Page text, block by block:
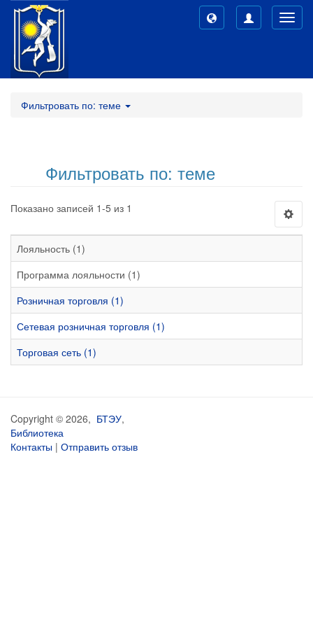
Фильтровать по: теме
Фильтровать по: теме
Показано записей 1-5 из 1
Лояльность (1)
Программа лояльности (1)
Розничная торговля (1)
Сетевая розничная торговля (1)
Торговая сеть (1)
Copyright © 2026, БТЭУ,
Библиотека
Контакты | Отправить отзыв